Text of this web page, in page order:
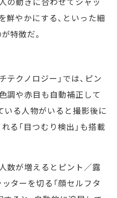
鮮やかにする、といった細
特徴だ。
クノロジー」では、ピン
調や赤目も自動補正して
いる人物がいると撮影後に
る「目つむり検出」も搭載
数が増えるとピント／露
ターを切る「顔セルフタ